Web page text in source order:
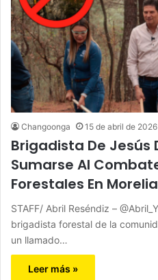
Changoonga 15 de abril de 2026
Brigadista De Jesús
Sumarse Al
Forestales En Morelia
STAFF/ Abril Reséndiz –
brigadista forestal de la
un llamado…
Leer más »